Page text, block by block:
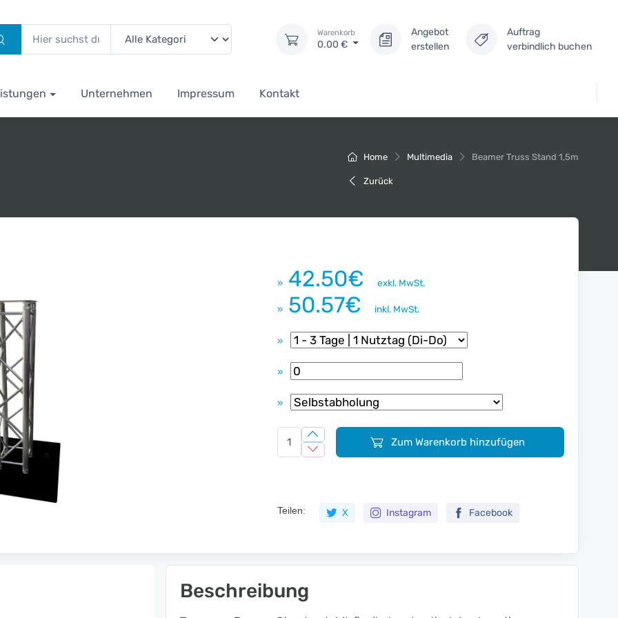
Warenkorb
0.00 €
Angebot
erstellen
Auftrag
verbindlich buchen
Unternehmen Impressum Kontakt
Home Multimedia Beamer Truss Stand 1,5m
Zurück
» 42.50€ exkl. MwSt.
» 50.57€ inkl. MwSt.
»
»
»
Zum Warenkorb hinzufügen
Teilen: X Instagram Facebook
Beschreibung